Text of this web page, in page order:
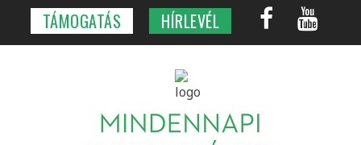
TÁMOGATÁS HÍRLEVÉL